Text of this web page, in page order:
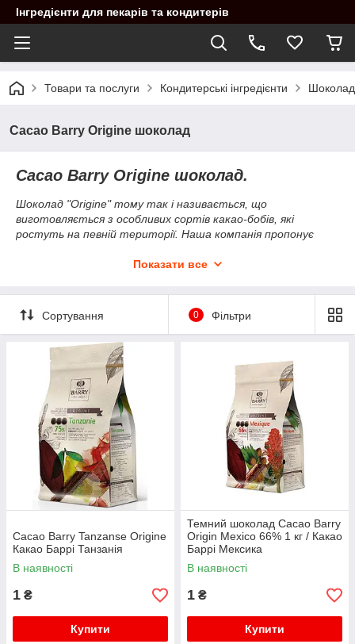
Інгредієнти для пекарів та кондитерів
Товари та послуги Кондитерські інгредієнти Шоколад
Cacao Barry Origine шоколад
Cacao Barry Origine шоколад.
Шоколад "Origine" тому так і називається, що
виготовляється з особливих сортів какао-бобів, які
ростуть на певній території. Наша компанія пропонує
Показати все
Сортування 0 Фільтри
Cacao Barry Tanzanse Origine
Какао Баррі Танзанія
В наявності
1 ₴
Купити
Темний шоколад Cacao Barry
Origin Mexico 66% 1 кг / Какао
Баррі Мексика
В наявності
1 ₴
Купити